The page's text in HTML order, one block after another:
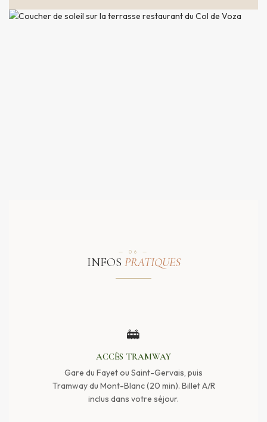
— 06 —
INFOS PRATIQUES
🚋
ACCÈS TRAMWAY
Gare du Fayet ou Saint-Gervais, puis
Tramway du Mont-Blanc (20 min). Billet A/R
inclus dans votre séjour.